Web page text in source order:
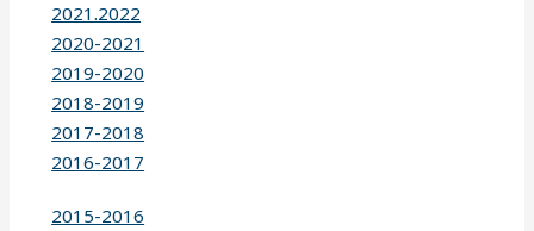
2021.2022
2020-2021
2019-2020
2018-2019
2017-2018
2016-2017
2015-2016